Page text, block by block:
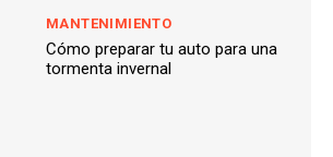
MANTENIMIENTO
Cómo preparar tu auto para una
tormenta invernal